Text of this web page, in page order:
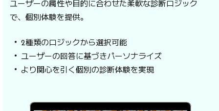
ユーザーの属性や目的に合わせた柔軟な診断ロジック
で、個別体験を提供。
2種類のロジックから選択可能
ユーザーの回答に基づきパーソナライズ
より関心を引く個別の診断体験を実現